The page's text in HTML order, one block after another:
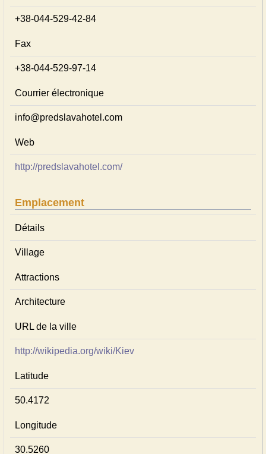
+38-044-529-42-84
Fax
+38-044-529-97-14
Courrier électronique
info@predslavahotel.com
Web
http://predslavahotel.com/
Emplacement
Détails
Village
Attractions
Architecture
URL de la ville
http://wikipedia.org/wiki/Kiev
Latitude
50.4172
Longitude
30.5260